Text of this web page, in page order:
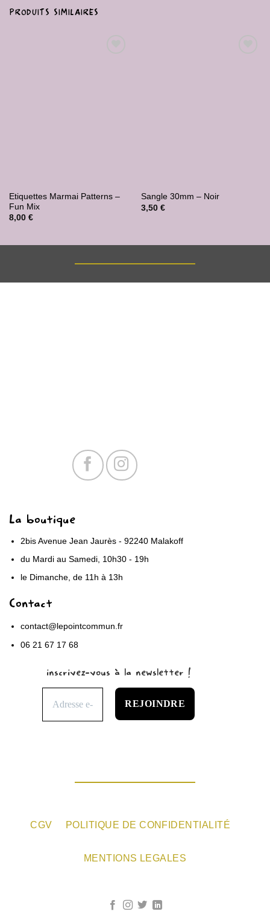
PRODUITS SIMILAIRES
Etiquettes Marmai Patterns –
Fun Mix
8,00 €
Sangle 30mm – Noir
3,50 €
La boutique
2bis Avenue Jean Jaurès - 92240 Malakoff
du Mardi au Samedi, 10h30 - 19h
le Dimanche, de 11h à 13h
Contact
contact@lepointcommun.fr
06 21 67 17 68
inscrivez-vous à la newsletter !
CGV POLITIQUE DE CONFIDENTIALITÉ
MENTIONS LEGALES